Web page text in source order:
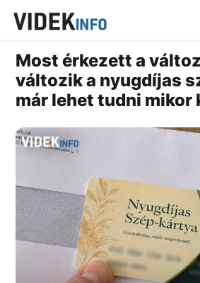
Most érkezett a
változik a nyugdíjas
már lehet tudni mikor